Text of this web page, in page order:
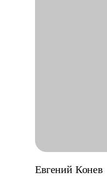
Евгений Конев